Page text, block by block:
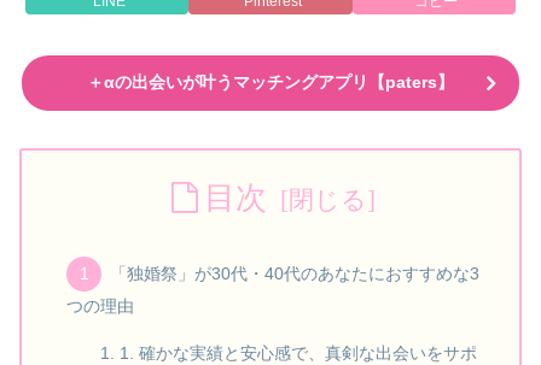
＋αの出会いが叶うマッチングアプリ【paters】
目次
「独婚祭」が30代・40代のあなたにおすすめな3
つの理由
1. 確かな実績と安心感で、真剣な出会いをサポ